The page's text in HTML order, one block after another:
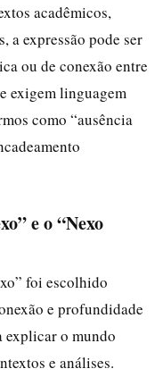
acadêmicos,
a expressão pode ser
ou de conexão entre
exigem linguagem
como “ausência
e o “Nexo
foi escolhido
e profundidade
explicar o mundo
e análises.